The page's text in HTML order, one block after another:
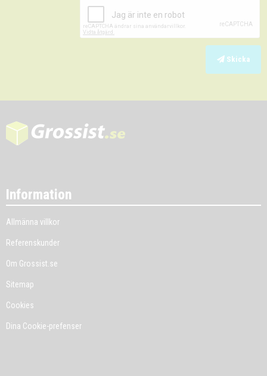
Skicka
Information
Allmänna villkor
Referenskunder
Om Grossist.se
Sitemap
Cookies
Dina Cookie-prefenser